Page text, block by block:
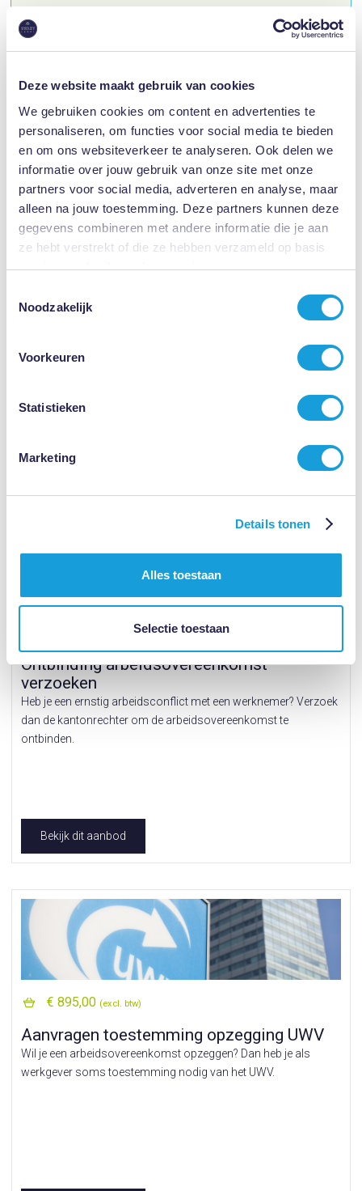
Deze website maakt gebruik van cookies
We gebruiken cookies om content en advertenties te
personaliseren, om functies voor social media te bieden
en om ons websiteverkeer te analyseren. Ook delen we
informatie over jouw gebruik van onze site met onze
partners voor social media, adverteren en analyse, maar
alleen na jouw toestemming. Deze partners kunnen deze
gegevens combineren met andere informatie die je aan
ze hebt verstrekt of die ze hebben verzameld op basis
van jouw gebruik van hun services.
Noodzakelijk
Voorkeuren
Statistieken
Marketing
Details tonen
Alles toestaan
Selectie toestaan
Hoge Klantentevredenheidscijfers
Advies over ontslag op staande voet geven
Misdraagt je werknemer zich? Laat snel en vakkundig de
Bekijk dit aanbod
prijs op aanvraag
Ontbinding arbeidsovereenkomst
verzoeken
Heb je een ernstig arbeidsconflict met een werknemer? Verzoek
dan de kantonrechter om de arbeidsovereenkomst te
ontbinden.
Bekijk dit aanbod
€ 895,00 (excl. btw)
Aanvragen toestemming opzegging UWV
Wil je een arbeidsovereenkomst opzeggen? Dan heb je als
werkgever soms toestemming nodig van het UWV.